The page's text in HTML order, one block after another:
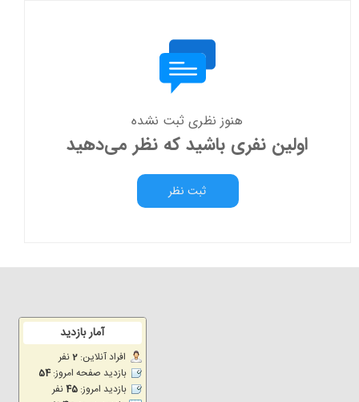
هنوز نظری ثبت نشده
اولین نفری باشید که نظر می‌دهید
ثبت نظر